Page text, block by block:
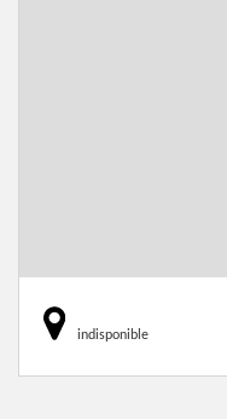
indisponible